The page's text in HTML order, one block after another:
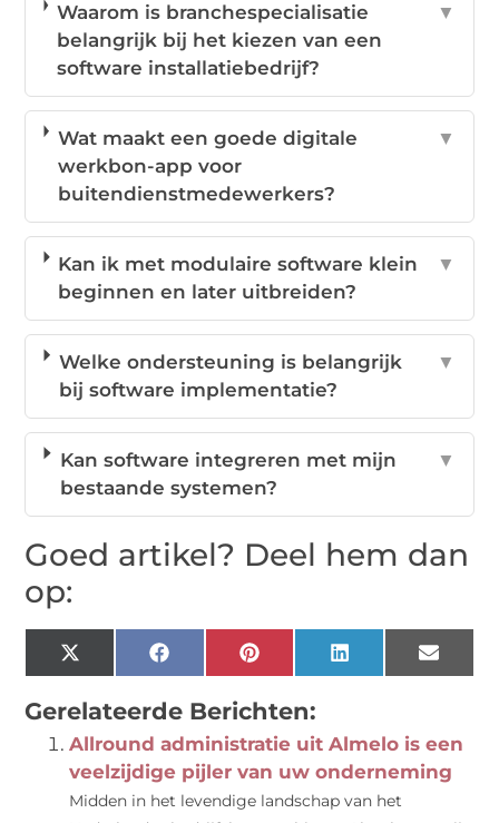
Waarom is branchespecialisatie
belangrijk bij het kiezen van een
software installatiebedrijf?
▼
Wat maakt een goede digitale
werkbon-app voor
buitendienstmedewerkers?
▼
Kan ik met modulaire software klein
beginnen en later uitbreiden?
▼
Welke ondersteuning is belangrijk
bij software implementatie?
▼
Kan software integreren met mijn
bestaande systemen?
▼
Goed artikel? Deel hem dan
op:
X
(Twitter)
FacebookPinterestLinkedIn Email
Gerelateerde Berichten:
Allround administratie uit Almelo is een
veelzijdige pijler van uw onderneming
Midden in het levendige landschap van het